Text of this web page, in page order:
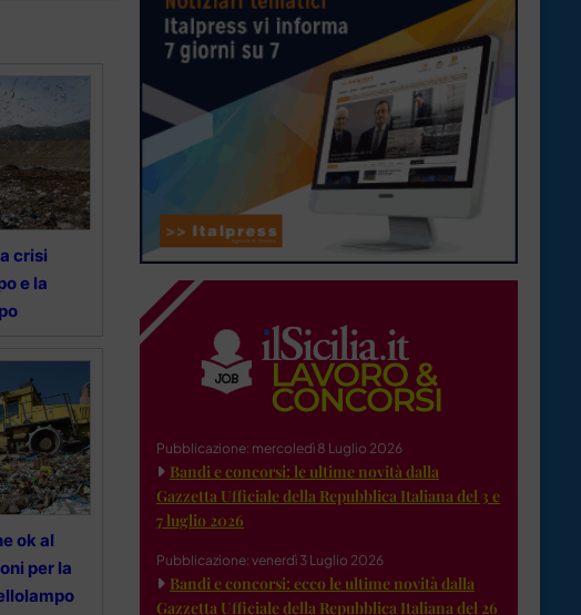
crisi
e la
ok al
per la
Pubblicazione: mercoledì 8 Luglio 2026
Bandi e concorsi: le ultime novità dalla
Gazzetta Ufficiale della Repubblica Italiana del 3 e
7 luglio 2026
Pubblicazione: venerdì 3 Luglio 2026
Bandi e concorsi: ecco le ultime novità dalla
Gazzetta Ufficiale della Repubblica Italiana del 26